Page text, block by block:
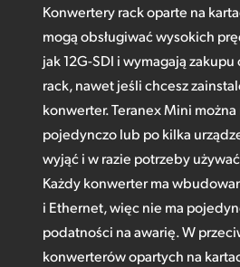
Konwertery rack oparte na
mogą obsługiwać wysokich
jak 12G-SDI i wymagają
rack, nawet jeśli chcesz
konwerter. Teranex Mini
pojedynczo lub po kilka
wyjąć i w razie potrzeby
Każdy konwerter ma
i Ethernet, więc nie ma
podatności na awarię. W
konwerterów opartych na